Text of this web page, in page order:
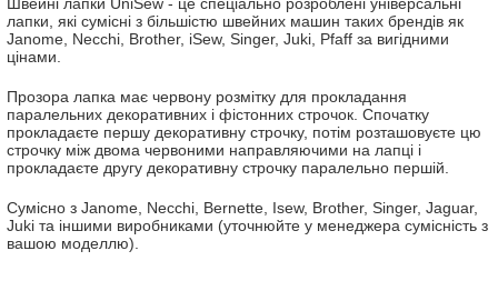
лапки, які сумісні з більшістю швейних машин таких брендів як
Janome, Necchi, Brother, iSew, Singer, Juki, Pfaff за вигідними
цінами.
Прозора лапка має червону розмітку для прокладання
паралельних декоративних і фістонних строчок. Спочатку
прокладаєте першу декоративну строчку, потім розташовуєте цю
строчку між двома червоними направляючими на лапці і
прокладаєте другу декоративну строчку паралельно першій.
Сумісно з Janome, Necchi, Bernette, Isew, Brother, Singer, Jaguar,
Juki та іншими виробниками (уточнюйте у менеджера сумісність з
вашою моделлю).